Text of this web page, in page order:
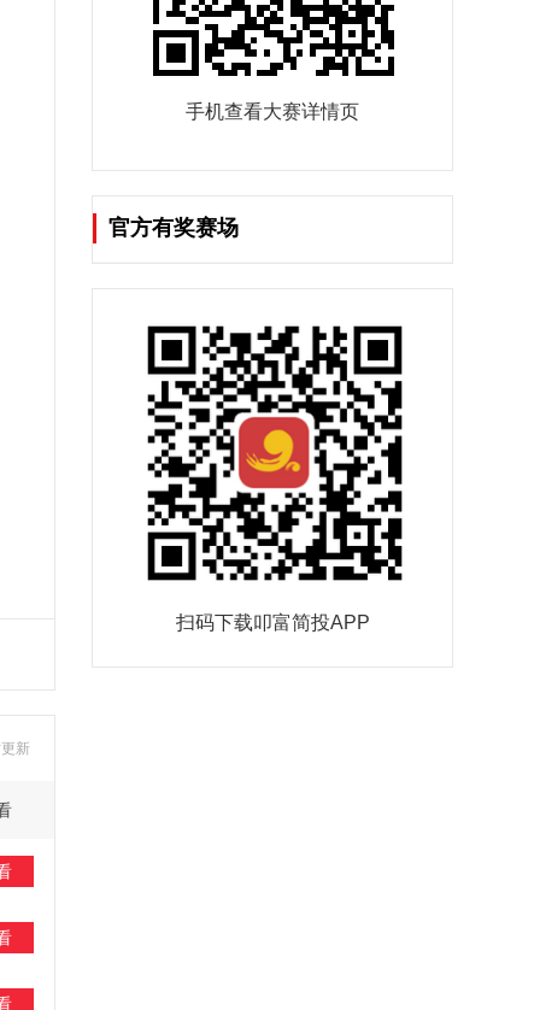
新
手机查看大赛详情页
官方有奖赛场
扫码下载叩富简投APP